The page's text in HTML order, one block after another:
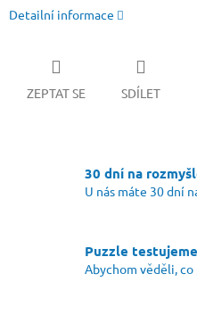
Detailní informace
ZEPTAT SE SDÍLET
30 dní na
U nás máte 30 dní
Puzzle
Abychom věděli, co